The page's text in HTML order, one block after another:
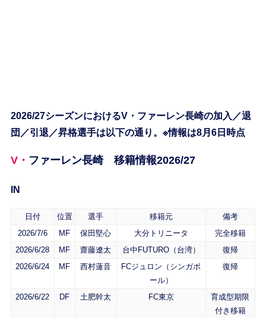
2026/27シーズンにおけるV・ファーレン長崎の加入／退
団／引退／昇格選手は以下の通り。※情報は8月6日時点
V・ファーレン長崎 移籍情報2026/27
IN
日付 位置 選手 移籍元
備考
2026/7/6
MF 保田堅心 大分トリニータ
完全移籍
2026/6/28
MF 齋藤遼太 台中FUTURO（台湾）
復帰
2026/6/24
MF 西村蓮音
FCジュロン（シンガポ
ール）
復帰
2026/6/22 DF 土肥幹太 FC東京
育成型期限
付き移籍